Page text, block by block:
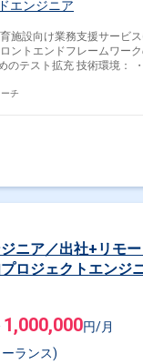
エンジニア
施設向け業務支援サービ
ントエンドフレームワー
のテスト拡充 技術環境：
/ Kinesis ・監視：
ットテストツール ・開発手
▼ 【必須要件】 ・20～40
籍の場合、JLPT(N1)もし
週5日稼働必須 ・エンジ
最新の状況は、担当者ま
チ
ジニア／出社+リモ
ロジェクトエンジ
1,000,000円/月
ランス)